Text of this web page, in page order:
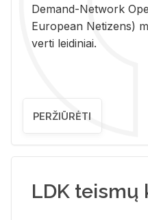
De­mand-Ne­twork
Eu­ro­pe­an Ne­ti­zens)
ver­ti lei­di­niai.
PERŽIŪRĖTI
LDK teismų